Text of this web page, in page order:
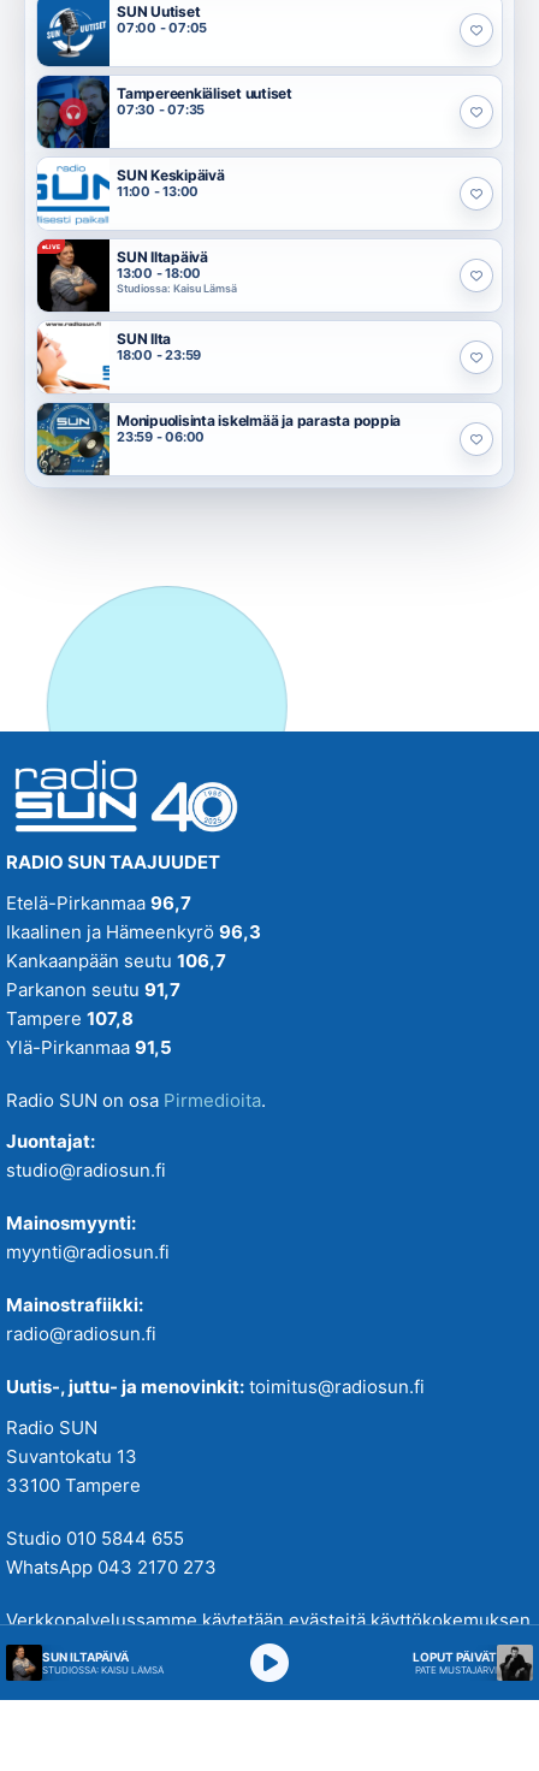
SUN Uutiset
07:00 - 07:05
Tampereenkiäliset uutiset
07:30 - 07:35
SUN Keskipäivä
11:00 - 13:00
LIVE
SUN Iltapäivä
13:00 - 18:00
Studiossa: Kaisu Lämsä
SUN Ilta
18:00 - 23:59
Monipuolisinta iskelmää ja parasta poppia
23:59 - 06:00
RADIO SUN TAAJUUDET
Etelä-Pirkanmaa 96,7
Ikaalinen ja Hämeenkyrö 96,3
Kankaanpään seutu 106,7
Parkanon seutu 91,7
Tampere 107,8
Ylä-Pirkanmaa 91,5
Radio SUN on osa Pirmedioita.
Juontajat:
studio@radiosun.fi
Mainosmyynti:
myynti@radiosun.fi
Mainostrafiikki:
radio@radiosun.fi
Uutis-, juttu- ja menovinkit: toimitus@radiosun.fi
Radio SUN
Suvantokatu 13
33100 Tampere
Studio 010 5844 655
WhatsApp 043 2170 273
Verkkopalvelussamme käytetään evästeitä käyttökokemuksen
parantamiseksi. Tutustu tietosuojakäytäntöihimmetäällä.
SUN ILTAPÄIVÄ
STUDIOSSA: KAISU LÄMSÄ
LOPUT PÄIVÄT
PATE MUSTAJÄRVI